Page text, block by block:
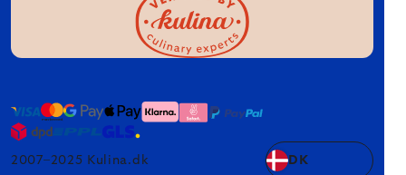
2007–2025 Kulina.dk DK